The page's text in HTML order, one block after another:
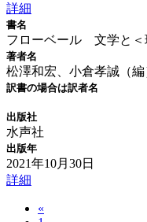
詳細
書名
フローベール 文学と＜
著者名
松澤和宏、小倉孝誠（編
訳書の場合は訳者名
出版社
水声社
出版年
2021年10月30日
詳細
«